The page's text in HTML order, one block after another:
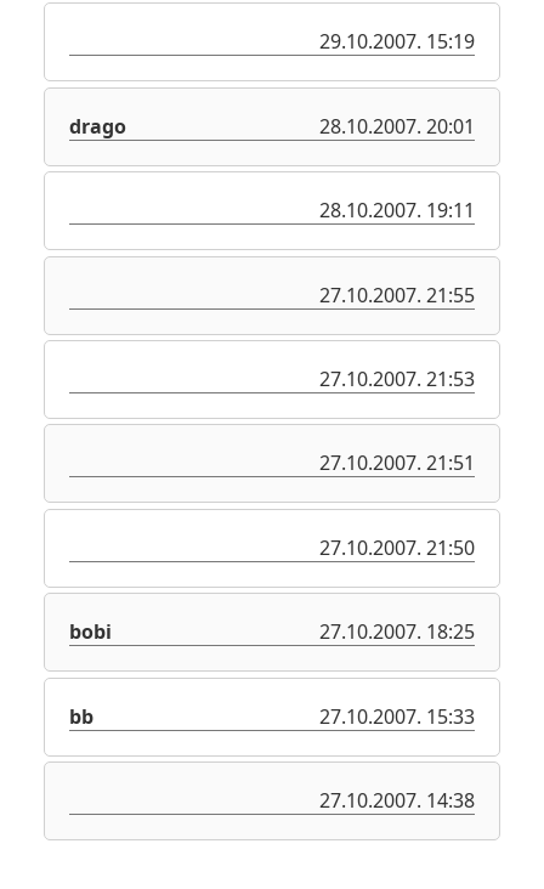
29.10.2007. 15:19
drago 28.10.2007. 20:01
28.10.2007. 19:11
27.10.2007. 21:55
27.10.2007. 21:53
27.10.2007. 21:51
27.10.2007. 21:50
bobi 27.10.2007. 18:25
bb 27.10.2007. 15:33
27.10.2007. 14:38